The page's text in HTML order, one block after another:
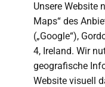
Unsere Website
Maps“ des
(„Google“),
4, Ireland. Wir
geografische
Website visuell